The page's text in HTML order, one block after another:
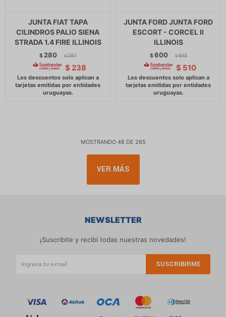
JUNTA FIAT TAPA
CILINDROS PALIO SIENA
STRADA 1.4 FIRE ILLINOIS
$ 280 $ 287
$ 238
JUNTA FORD JUNTA FORD
ESCORT - CORCEL II
ILLINOIS
$600 $ 615
$ 510
MOSTRANDO 48 DE 265
VER MÁS
NEWSLETTER
¡Suscribite y recibí todas nuestras novedades!
SUSCRIBIRME